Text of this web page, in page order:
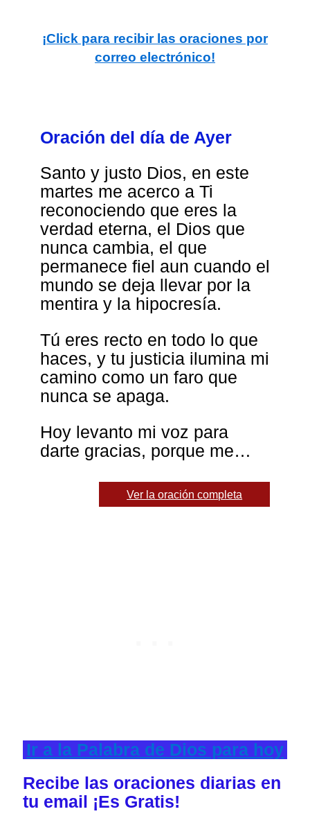
¡Click para recibir las oraciones por
correo electrónico!
Oración del día de Ayer
Santo y justo Dios, en este
martes me acerco a Ti
reconociendo que eres la
verdad eterna, el Dios que
nunca cambia, el que
permanece fiel aun cuando el
mundo se deja llevar por la
mentira y la hipocresía.
Tú eres recto en todo lo que
haces, y tu justicia ilumina mi
camino como un faro que
nunca se apaga.
Hoy levanto mi voz para
darte gracias, porque me…
Ver la oración completa
Ir a la Palabra de Dios para hoy
Recibe las oraciones diarias en
tu email ¡Es Gratis!